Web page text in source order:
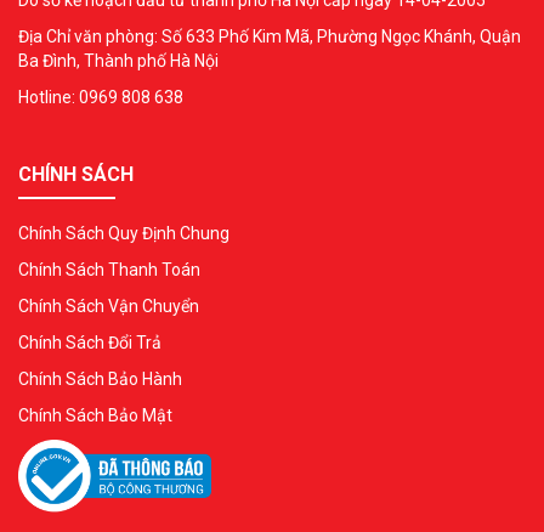
Địa Chỉ văn phòng: Số 633 Phố Kim Mã, Phường Ngọc Khánh, Quận
Ba Đình, Thành phố Hà Nội
Hotline: 0969 808 638
CHÍNH SÁCH
Chính Sách Quy Định Chung
Chính Sách Thanh Toán
Chính Sách Vận Chuyển
Chính Sách Đổi Trả
Chính Sách Bảo Hành
Chính Sách Bảo Mật